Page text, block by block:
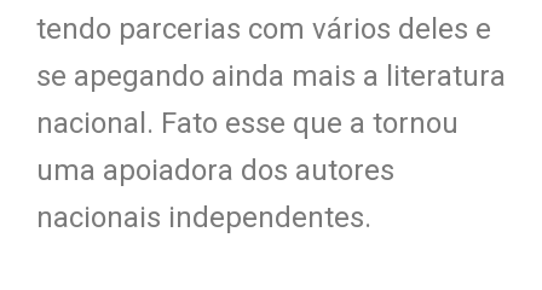
tendo parcerias com vários deles e
se apegando ainda mais a literatura
nacional. Fato esse que a tornou
uma apoiadora dos autores
nacionais independentes.